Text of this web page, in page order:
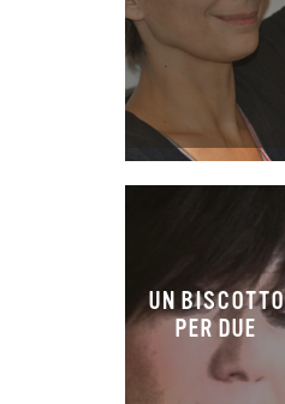
UN BISCOTTO
PER DUE